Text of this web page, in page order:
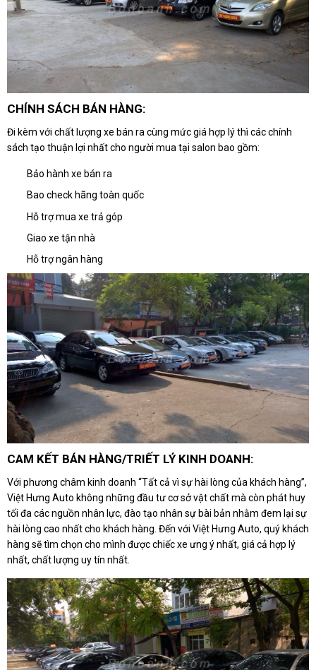
CHÍNH SÁCH BÁN HÀNG:
Đi kèm với chất lượng xe bán ra cùng mức giá hợp lý thì các chính
sách tạo thuận lợi nhất cho người mua tại salon bao gồm:
Bảo hành xe bán ra
Bao check hãng toàn quốc
Hỗ trợ mua xe trả góp
Giao xe tận nhà
Hỗ trợ ngân hàng
CAM KẾT BÁN HÀNG/TRIẾT LÝ KINH DOANH:
Với phương châm kinh doanh “Tất cả vì sự hài lòng của khách hàng”,
Việt Hưng Auto không những đầu tư cơ sở vật chất mà còn phát huy
tối đa các nguồn nhân lực, đào tạo nhân sự bài bản nhằm đem lại sự
hài lòng cao nhất cho khách hàng. Đến với Việt Hưng Auto, quý khách
hàng sẽ tìm chọn cho mình được chiếc xe ưng ý nhất, giá cả hợp lý
nhất, chất lượng uy tín nhất.